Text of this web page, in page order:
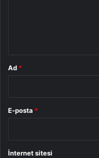
Ad *
E-posta *
İnternet sitesi